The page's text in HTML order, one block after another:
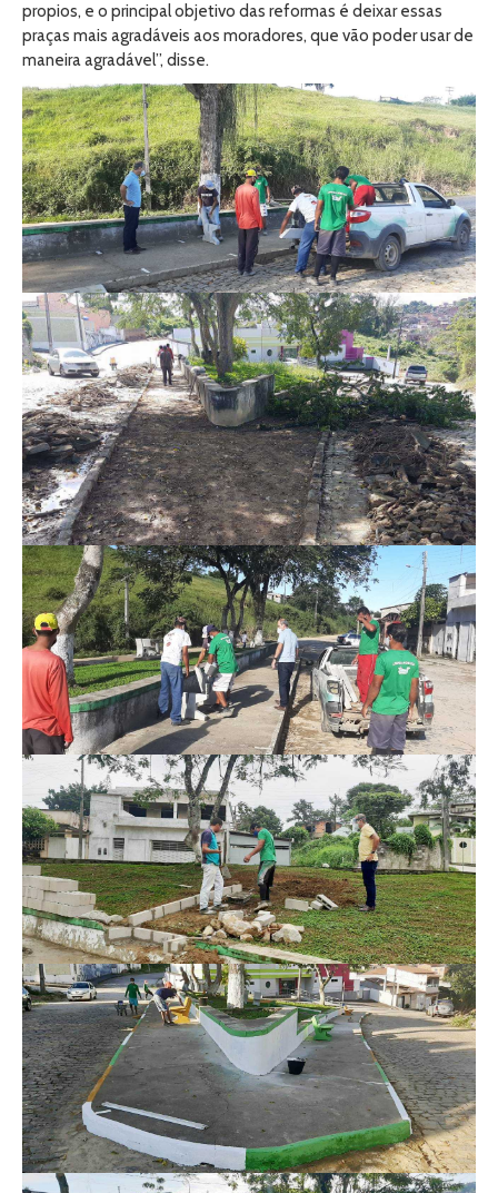
propios, e o principal objetivo das reformas é deixar essas
praças mais agradáveis aos moradores, que vão poder usar de
maneira agradável”, disse.